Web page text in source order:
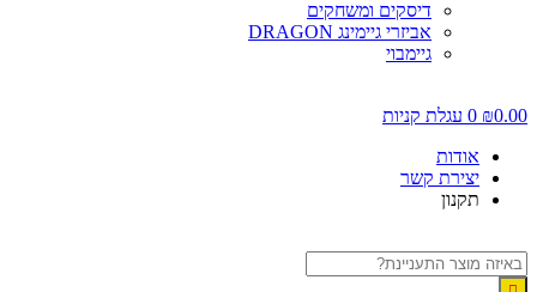
דיסקים ומשחקים
אביזרי גיימינג DRAGON
גיימבוי
₪0.00
0 עגלת קניות
אודות
יצירת קשר
תקנון